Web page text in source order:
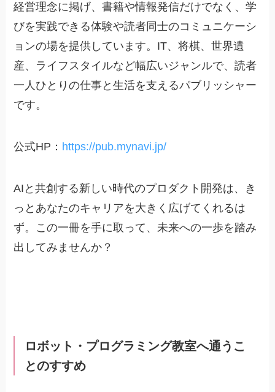
経営理念に掲げ、書籍や情報発信だけでなく、学
びを実践できる体験や読者同士のコミュニケーシ
ョンの場を提供しています。IT、将棋、世界遺
産、ライフスタイルなど幅広いジャンルで、読者
一人ひとりの仕事と生活を支えるパブリッシャー
です。
公式HP： https://pub.mynavi.jp/
AIと共創する新しい時代のプロダクト開発は、き
っとあなたのキャリアを大きく広げてくれるは
ず。この一冊を手に取って、未来への一歩を踏み
出してみませんか？
ロボット・プログラミング教室へ通うこ
とのすすめ